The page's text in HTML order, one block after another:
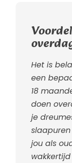
Het is
een
18
doen
je
jou als